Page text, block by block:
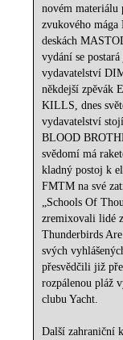
novém
zvukového
deskách
vydání se
vydavatelství
někdejší zpěvák
KILLS, dnes
vydavatelství
BLOOD
svědomí má
kladný postoj k
FMTM na své
„Schools Of
zremixovali lidé
Thunderbirds
svých
přesvědčili již
rozpálenou pláž
clubu Yacht.
Další zahraniční